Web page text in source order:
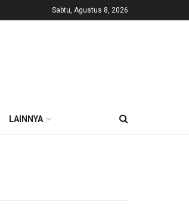
Sabtu, Agustus 8, 2026
LAINNYA